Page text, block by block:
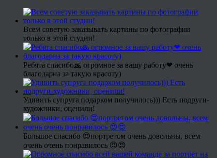
Всем советую заказывать картины по фотографии
только в этой студии!
Ребята спасибо🙏 огромное за вашу работу❤ очень
благодарна за такую красоту)
Удивить супруга подарком получилось))) Есть подруги-
художники, оценили!
Большое спасибо 😍портретом очень довольны, всем
очень очень понравилось 😍😍